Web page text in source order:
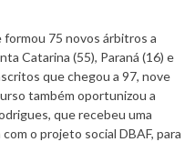
75 novos árbitros a
Catarina (55), Paraná (16) e
que chegou a 97, nove
também oportunizou a
que recebeu uma
o projeto social DBAF, para